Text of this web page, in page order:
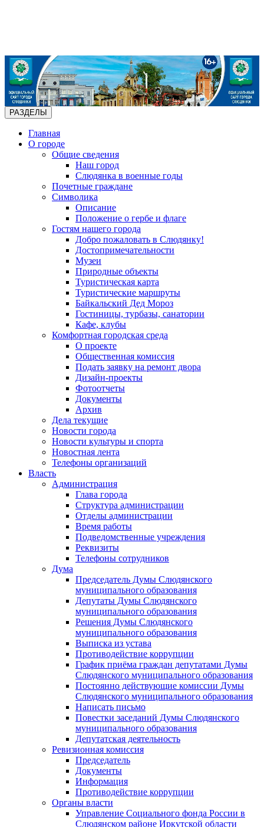
РАЗДЕЛЫ
Главная
О городе
Общие сведения
Наш город
Слюдянка в военные годы
Почетные граждане
Символика
Описание
Положение о гербе и флаге
Гостям нашего города
Добро пожаловать в Слюдянку!
Достопримечательности
Музеи
Природные объекты
Туристическая карта
Туристические маршруты
Байкальский Дед Мороз
Гостиницы, турбазы, санатории
Кафе, клубы
Комфортная городская среда
О проекте
Общественная комиссия
Подать заявку на ремонт двора
Дизайн-проекты
Фотоотчеты
Документы
Архив
Дела текущие
Новости города
Новости культуры и спорта
Новостная лента
Телефоны организаций
Власть
Администрация
Глава города
Структура администрации
Отделы администрации
Время работы
Подведомственные учреждения
Реквизиты
Телефоны сотрудников
Дума
Председатель Думы Слюдянского
муниципального образования
Депутаты Думы Слюдянского
муниципального образования
Решения Думы Слюдянского
муниципального образования
Выписка из устава
Противодействие коррупции
График приёма граждан депутатами Думы
Слюдянского муниципального образования
Постоянно действующие комиссии Думы
Слюдянского муниципального образования
Написать письмо
Повестки заседаний Думы Слюдянского
муниципального образования
Депутатская деятельность
Ревизионная комиссия
Председатель
Документы
Информация
Противодействие коррупции
Органы власти
Управление Социального фонда России в
Слюдянском районе Иркутской области